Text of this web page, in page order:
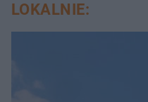
LOKALNIE: